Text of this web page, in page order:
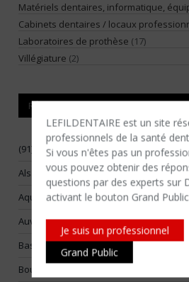
LEFILDENTAIRE est un site
professionnels de la santé
Si vous n'êtes​ pas un
vous pouvez obtenir des
questions par des experts sur
activant le bouton Grand
Je suis un professionnel
Grand Public
Matériels dentaires, informatique,
Cabinets dentaires / locaux
Laboratoires de prothèse (17)
Villégiature (2)
RÉGIONS
(91)
Alsace (17)
Aquitaine (55)
Auvergne (14)
Basse-Normandie (25)
Bourgogne (26)